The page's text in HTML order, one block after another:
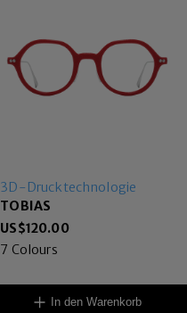
3D-Drucktechnologie
TOBIAS
US$120.00
7 Colours
In den Warenkorb